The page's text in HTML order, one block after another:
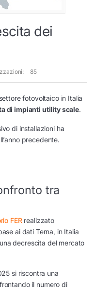
dei
85
fotovoltaico in Italia
di impianti utility scale.
di installazioni ha
precedente.
tra
FERrealizzato
ai dati Terna, in Italia
decrescita del mercato
si riscontra una
il numero di